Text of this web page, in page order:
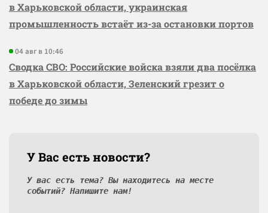
в Харьковской области, украинская
промышленность встаёт из-за остановки портов
04 авг в 10:46
Сводка СВО: Российские войска взяли два посёлка
в Харьковской области, Зеленский грезит о
победе до зимы
У Вас есть новости?
У вас есть тема? Вы находитесь на месте
событий? Напишите нам!